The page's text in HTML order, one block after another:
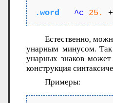
.word
^c 25. +
Естественно,
унарным минусом.
унарных знаков может
конструкция
Примеры: